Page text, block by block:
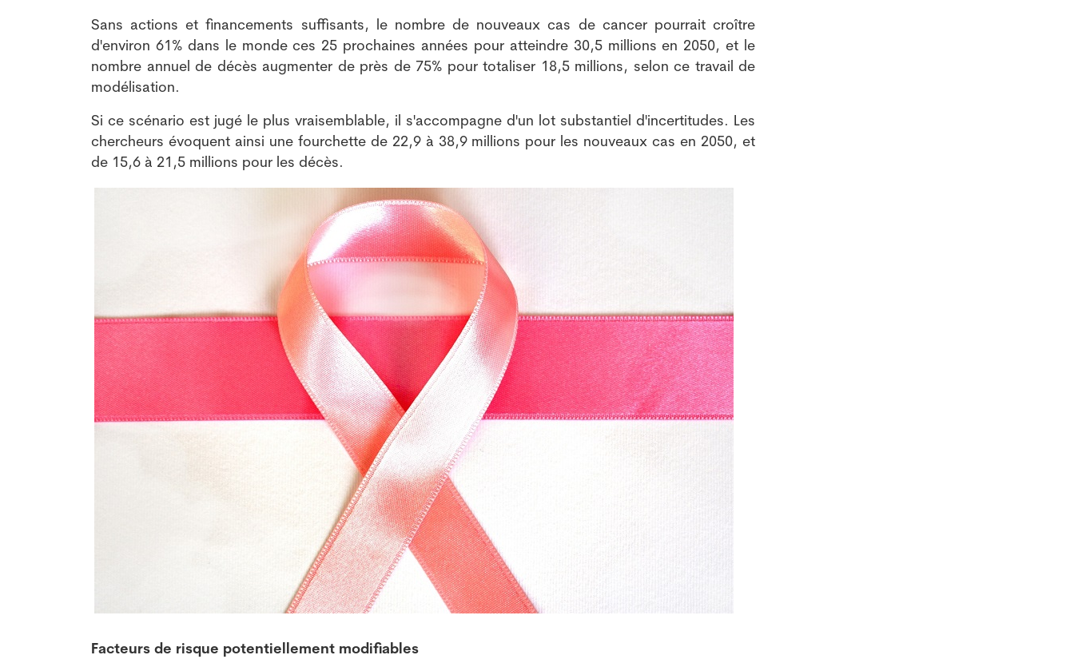
Sans actions et financements suffisants, le nombre de nouveaux cas de cancer pourrait croître
d'environ 61% dans le monde ces 25 prochaines années pour atteindre 30,5 millions en 2050, et le
nombre annuel de décès augmenter de près de 75% pour totaliser 18,5 millions, selon ce travail de
modélisation.
Si ce scénario est jugé le plus vraisemblable, il s'accompagne d'un lot substantiel d'incertitudes. Les
chercheurs évoquent ainsi une fourchette de 22,9 à 38,9 millions pour les nouveaux cas en 2050, et
de 15,6 à 21,5 millions pour les décès.
Facteurs de risque potentiellement modifiables